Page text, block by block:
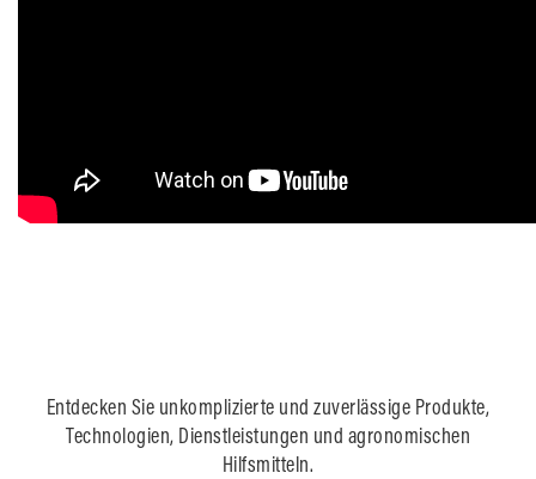
Entdecken Sie unkomplizierte und zuverlässige Produkte,
Technologien, Dienstleistungen und agronomischen
Hilfsmitteln.